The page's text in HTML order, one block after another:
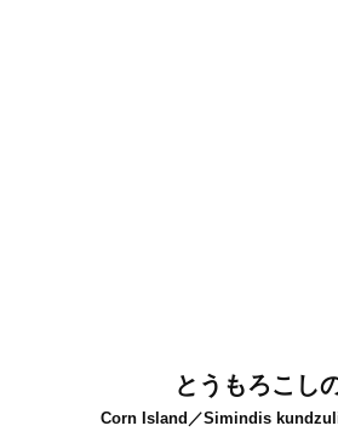
とうもろこし
Corn Island／Simindis